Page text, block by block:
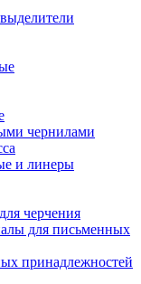
чернилами
и линеры
черчения
для письменных
принадлежностей